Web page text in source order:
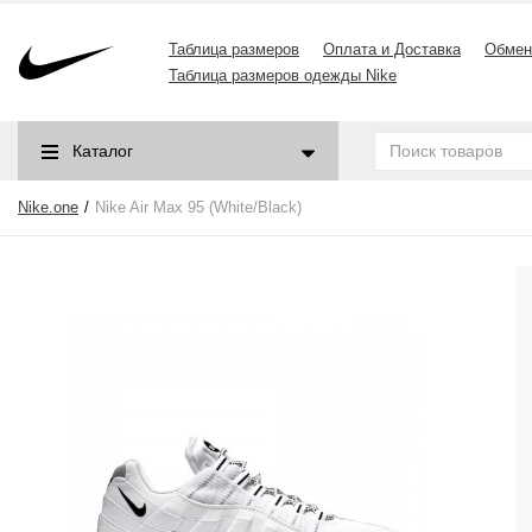
Таблица размеров Оплата и Доставка
Обмен
Таблица размеров одежды Nike
Каталог
Nike.one Nike Air Max 95 (White/Black)